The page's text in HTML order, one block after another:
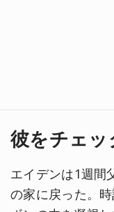
彼をチェッ
エイデンは1週間
の家に戻った。